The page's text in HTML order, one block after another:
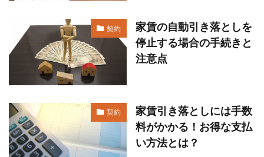
契約
家賃の自動引き落としを
停止する場合の手続きと
注意点
契約
家賃引き落としには手数
料がかかる！お得な支払
い方法とは？